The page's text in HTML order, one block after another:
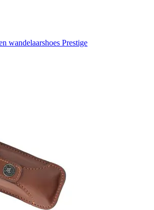
wandelaarshoes Prestige